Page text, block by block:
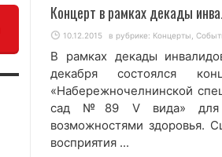
Концерт в рамках декады
10.12.2015 в рубрике: Концерты
В рамках декады
декабря состоялся
«Набережночелнинской
сад №89 V вида» для
возможностями здоровья.
восприятия ...